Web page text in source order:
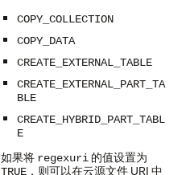
COPY_COLLECTION
COPY_DATA
CREATE_EXTERNAL_TABLE
CREATE_EXTERNAL_PART_TA
BLE
CREATE_HYBRID_PART_TABL
E
如果将 regexuri 的值设置为
TRUE ，则可以在云源文件 URI 中